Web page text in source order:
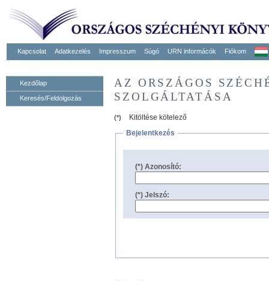
Kapcsolat Adatkezelés Impresszum Súgó URN informácók Fiókom
Kezdőlap
Keresés/Feldolgozás
AZ ORSZÁGOS
SZOLGÁLTATÁSA
(*)
Kitöltése kötelező
Bejelentkezés
(*) Azonosító:
(*) Jelszó: